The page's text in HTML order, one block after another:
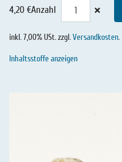
4,20 €Anzahl ×
inkl. 7,00% USt. zzgl.Versandkosten.
Inhaltsstoffe anzeigen